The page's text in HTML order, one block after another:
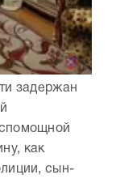
задержан
как
сын-